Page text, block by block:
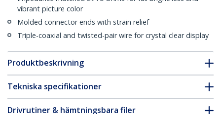
vibrant picture color
Molded connector ends with strain relief
Triple-coaxial and twisted-pair wire for crystal clear display
Produktbeskrivning
Tekniska specifikationer
Drivrutiner & hämtningsbara filer